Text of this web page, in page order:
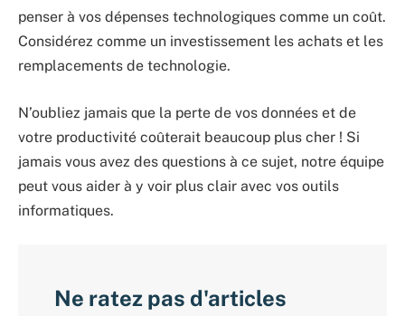
penser à vos dépenses technologiques comme un coût.
Considérez comme un investissement les achats et les
remplacements de technologie.
N’oubliez jamais que la perte de vos données et de
votre productivité coûterait beaucoup plus cher ! Si
jamais vous avez des questions à ce sujet, notre équipe
peut vous aider à y voir plus clair avec vos outils
informatiques.
Ne ratez pas d'articles